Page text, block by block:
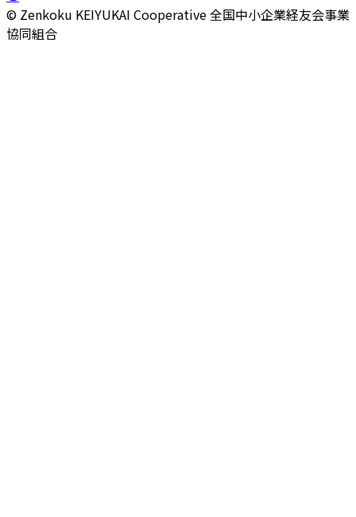
© Zenkoku KEIYUKAI Cooperative全国中小企業経友会事業
協同組合